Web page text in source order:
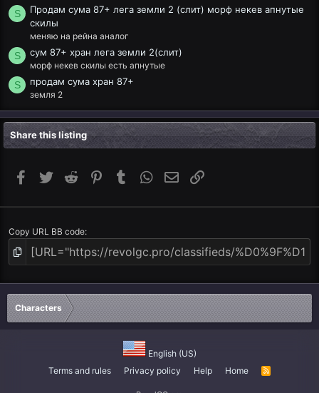
S
Продам сума 87+ лега земли 2 (слит) морф некев апнутые
скилы
меняю на рейна аналог
S сум 87+ хран лега земли 2(слит)
морф некев скилы есть апнутые
S продам сума хран 87+
земля 2
Share this listing
Facebook
TwitterReddit PinterestTumblr WhatsApp
Email Link
Copy URL BB code
Characters
English (US)
Terms and rules
Privacy policy Help Home
R